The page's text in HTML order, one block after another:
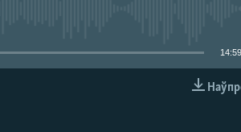
14:59